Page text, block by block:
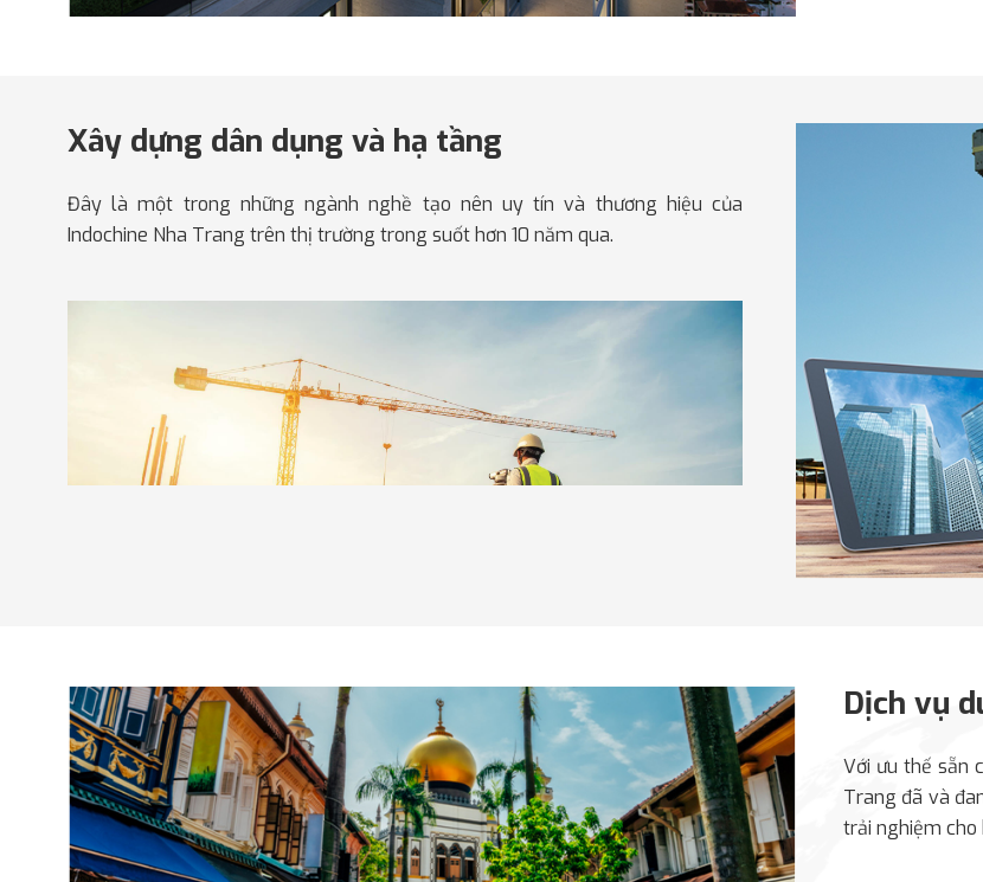
Tận dụng lợi
nghiệp, quỹ
và nhà phát
Không chỉ đảm
Xây dựng dân dụng và hạ tầng
Đây là một trong những ngành nghề tạo nên uy tín và thương hiệu của
Indochine Nha Trang trên thị trường trong suốt hơn 10 năm qua.
Với định hướng trở thành một trong những tập đoàn đa ngành, trong đó phát
triển mạnh ngành xây dựng, Indochine Nha Trang không ngừng đẩy mạnh các
hoạt động đầu tư xây dựng, cập nhật liên tục những công nghệ xây dựng,
nhằm nâng cao chất lượng công trình, đảm bảo tiến độ xây dựng theo cam kết
với khách hàng, bao gồm cả công trình dân dụng và công trình hạ tầng.
Dịch vụ
Với ưu thế sẵn
Trang đã và
trải nghiệm cho